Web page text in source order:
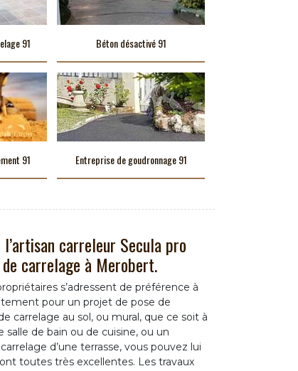
91 Béton désactivé 91
91 Entreprise de goudronnage 91
carreleur Secula pro
carrelage à Merobert.
s’adressent de préférence à
pour un projet de pose de
carrelage au sol, ou mural, que ce soit à
de bain ou de cuisine, ou un
d’une terrasse, vous pouvez lui
toutes très excellentes. Les travaux